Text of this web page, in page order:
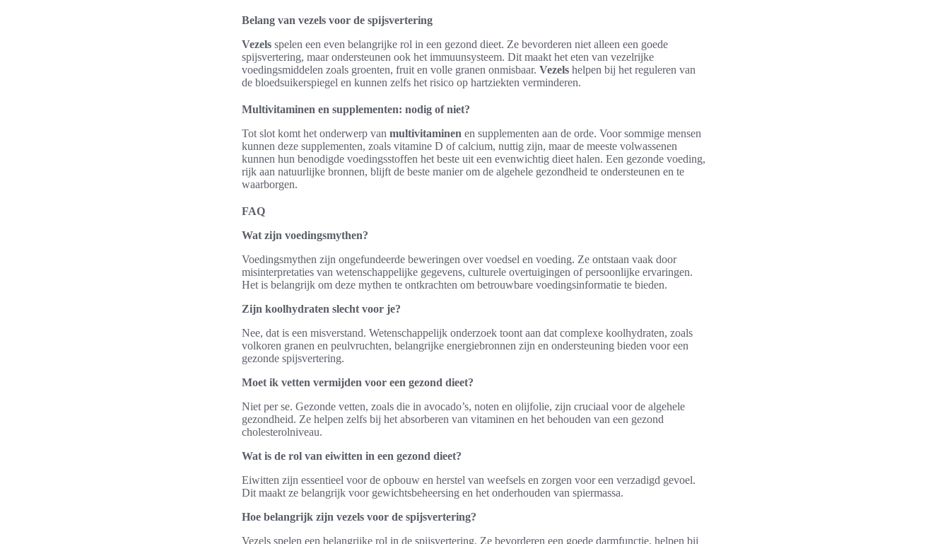
Belang van vezels voor de spijsvertering
Vezels spelen een even belangrijke rol in een gezond dieet. Ze bevorderen niet alleen een goede
spijsvertering, maar ondersteunen ook het immuunsysteem. Dit maakt het eten van vezelrijke
voedingsmiddelen zoals groenten, fruit en volle granen onmisbaar. Vezels helpen bij het reguleren van
de bloedsuikerspiegel en kunnen zelfs het risico op hartziekten verminderen.
Multivitaminen en supplementen: nodig of niet?
Tot slot komt het onderwerp van multivitaminen en supplementen aan de orde. Voor sommige mensen
kunnen deze supplementen, zoals vitamine D of calcium, nuttig zijn, maar de meeste volwassenen
kunnen hun benodigde voedingsstoffen het beste uit een evenwichtig dieet halen. Een gezonde voeding,
rijk aan natuurlijke bronnen, blijft de beste manier om de algehele gezondheid te ondersteunen en te
waarborgen.
FAQ
Wat zijn voedingsmythen?
Voedingsmythen zijn ongefundeerde beweringen over voedsel en voeding. Ze ontstaan vaak door
misinterpretaties van wetenschappelijke gegevens, culturele overtuigingen of persoonlijke ervaringen.
Het is belangrijk om deze mythen te ontkrachten om betrouwbare voedingsinformatie te bieden.
Zijn koolhydraten slecht voor je?
Nee, dat is een misverstand. Wetenschappelijk onderzoek toont aan dat complexe koolhydraten, zoals
volkoren granen en peulvruchten, belangrijke energiebronnen zijn en ondersteuning bieden voor een
gezonde spijsvertering.
Moet ik vetten vermijden voor een gezond dieet?
Niet per se. Gezonde vetten, zoals die in avocado’s, noten en olijfolie, zijn cruciaal voor de algehele
gezondheid. Ze helpen zelfs bij het absorberen van vitaminen en het behouden van een gezond
cholesterolniveau.
Wat is de rol van eiwitten in een gezond dieet?
Eiwitten zijn essentieel voor de opbouw en herstel van weefsels en zorgen voor een verzadigd gevoel.
Dit maakt ze belangrijk voor gewichtsbeheersing en het onderhouden van spiermassa.
Hoe belangrijk zijn vezels voor de spijsvertering?
Vezels spelen een belangrijke rol in de spijsvertering. Ze bevorderen een goede darmfunctie, helpen bij